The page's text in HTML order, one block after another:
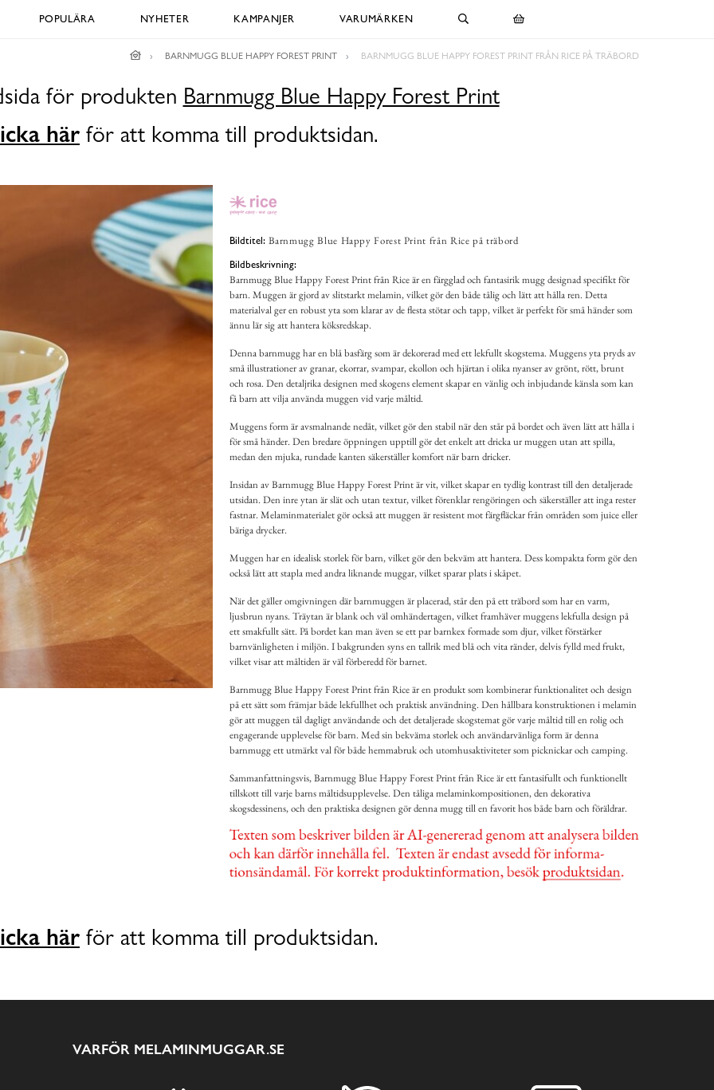
POPULÄRA NYHETER KAMPANJER VARUMÄRKEN
BARNMUGG BLUE HAPPY FOREST PRINT BARNMUGG BLUE HAPPY FOREST PRINT FRÅN RICE PÅ TRÄBORD
för produkten Barnmugg Blue Happy Forest Print
här för att komma till produktsidan.
Bildtitel: Barnmugg Blue Happy Forest Print från Rice på träbord
Bildbeskrivning:
Barnmugg Blue Happy Forest Print från Rice är en färgglad och fantasirik mugg designad specifikt för
barn. Muggen är gjord av slitstarkt melamin, vilket gör den både tålig och lätt att hålla ren. Detta
materialval ger en robust yta som klarar av de flesta stötar och tapp, vilket är perfekt för små händer som
ännu lär sig att hantera köksredskap.
Denna barnmugg har en blå basfärg som är dekorerad med ett lekfullt skogstema. Muggens yta pryds av
små illustrationer av granar, ekorrar, svampar, ekollon och hjärtan i olika nyanser av grönt, rött, brunt
och rosa. Den detaljrika designen med skogens element skapar en vänlig och inbjudande känsla som kan
få barn att vilja använda muggen vid varje måltid.
Muggens form är avsmalnande nedåt, vilket gör den stabil när den står på bordet och även lätt att hålla i
för små händer. Den bredare öppningen upptill gör det enkelt att dricka ur muggen utan att spilla,
medan den mjuka, rundade kanten säkerställer komfort när barn dricker.
Insidan av Barnmugg Blue Happy Forest Print är vit, vilket skapar en tydlig kontrast till den detaljerade
utsidan. Den inre ytan är slät och utan textur, vilket förenklar rengöringen och säkerställer att inga rester
fastnar. Melaminmaterialet gör också att muggen är resistent mot färgfläckar från områden som juice eller
bäriga drycker.
Muggen har en idealisk storlek för barn, vilket gör den bekväm att hantera. Dess kompakta form gör den
också lätt att stapla med andra liknande muggar, vilket sparar plats i skåpet.
När det gäller omgivningen där barnmuggen är placerad, står den på ett träbord som har en varm,
ljusbrun nyans. Träytan är blank och väl omhändertagen, vilket framhäver muggens lekfulla design på
ett smakfullt sätt. På bordet kan man även se ett par barnkex formade som djur, vilket förstärker
barnvänligheten i miljön. I bakgrunden syns en tallrik med blå och vita ränder, delvis fylld med frukt,
vilket visar att måltiden är väl förberedd för barnet.
Barnmugg Blue Happy Forest Print från Rice är en produkt som kombinerar funktionalitet och design
på ett sätt som främjar både lekfullhet och praktisk användning. Den hållbara konstruktionen i melamin
gör att muggen tål dagligt användande och det detaljerade skogstemat gör varje måltid till en rolig och
engagerande upplevelse för barn. Med sin bekväma storlek och användarvänliga form är denna
barnmugg ett utmärkt val för både hemmabruk och utomhusaktiviteter som picknickar och camping.
Sammanfattningsvis, Barnmugg Blue Happy Forest Print från Rice är ett fantasifullt och funktionellt
tillskott till varje barns måltidsupplevelse. Den tåliga melaminkompositionen, den dekorativa
skogsdessinens, och den praktiska designen gör denna mugg till en favorit hos både barn och föräldrar.
här för att komma till produktsidan.
VARFÖR MELAMINMUGGAR.SE